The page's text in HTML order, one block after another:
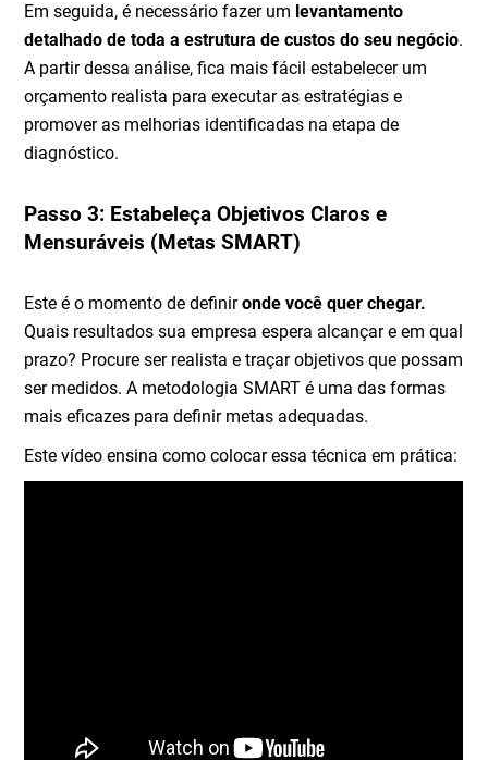
Em seguida, é necessário fazer um levantamento
detalhado de toda a estrutura de custos do seu negócio.
A partir dessa análise, fica mais fácil estabelecer um
orçamento realista para executar as estratégias e
promover as melhorias identificadas na etapa de
diagnóstico.
Passo 3: Estabeleça Objetivos Claros e
Mensuráveis (Metas SMART)
Este é o momento de definironde você quer chegar.
Quais resultados sua empresa espera alcançar e em qual
prazo? Procure ser realista e traçar objetivos que possam
ser medidos. A metodologia SMART é uma das formas
mais eficazes para definir metas adequadas.
Este vídeo ensina como colocar essa técnica em prática: